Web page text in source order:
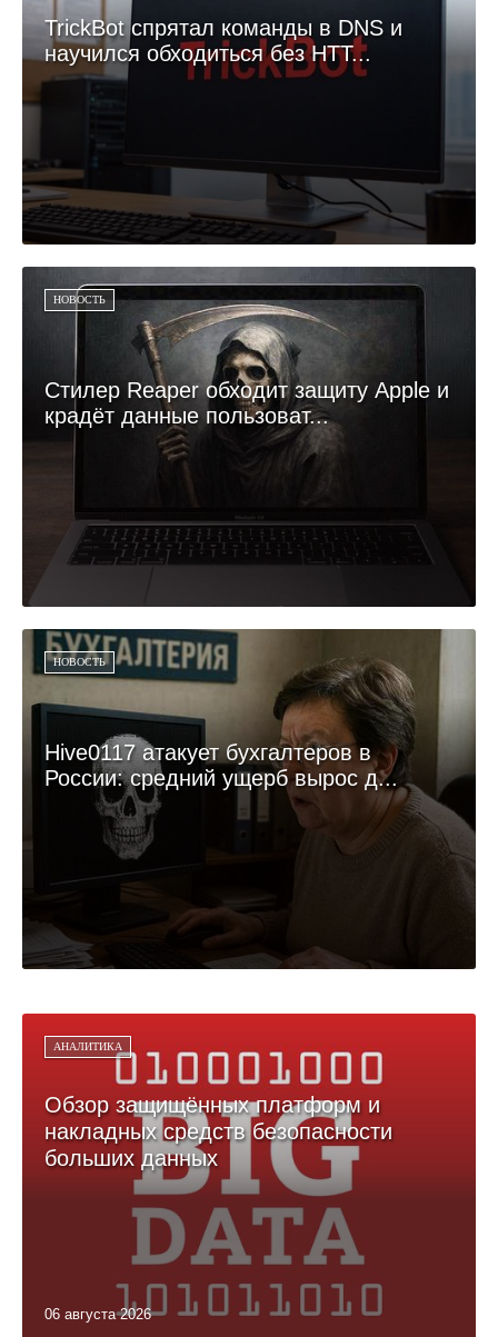
TrickBot спрятал команды в DNS и
научился обходиться без HTT...
НОВОСТЬ
Стилер Reaper обходит защиту Apple и
крадёт данные пользоват...
НОВОСТЬ
Hive0117 атакует бухгалтеров в
России: средний ущерб вырос д...
АНАЛИТИКА
Обзор защищённых платформ и
накладных средств безопасности
больших данных
06 августа 2026